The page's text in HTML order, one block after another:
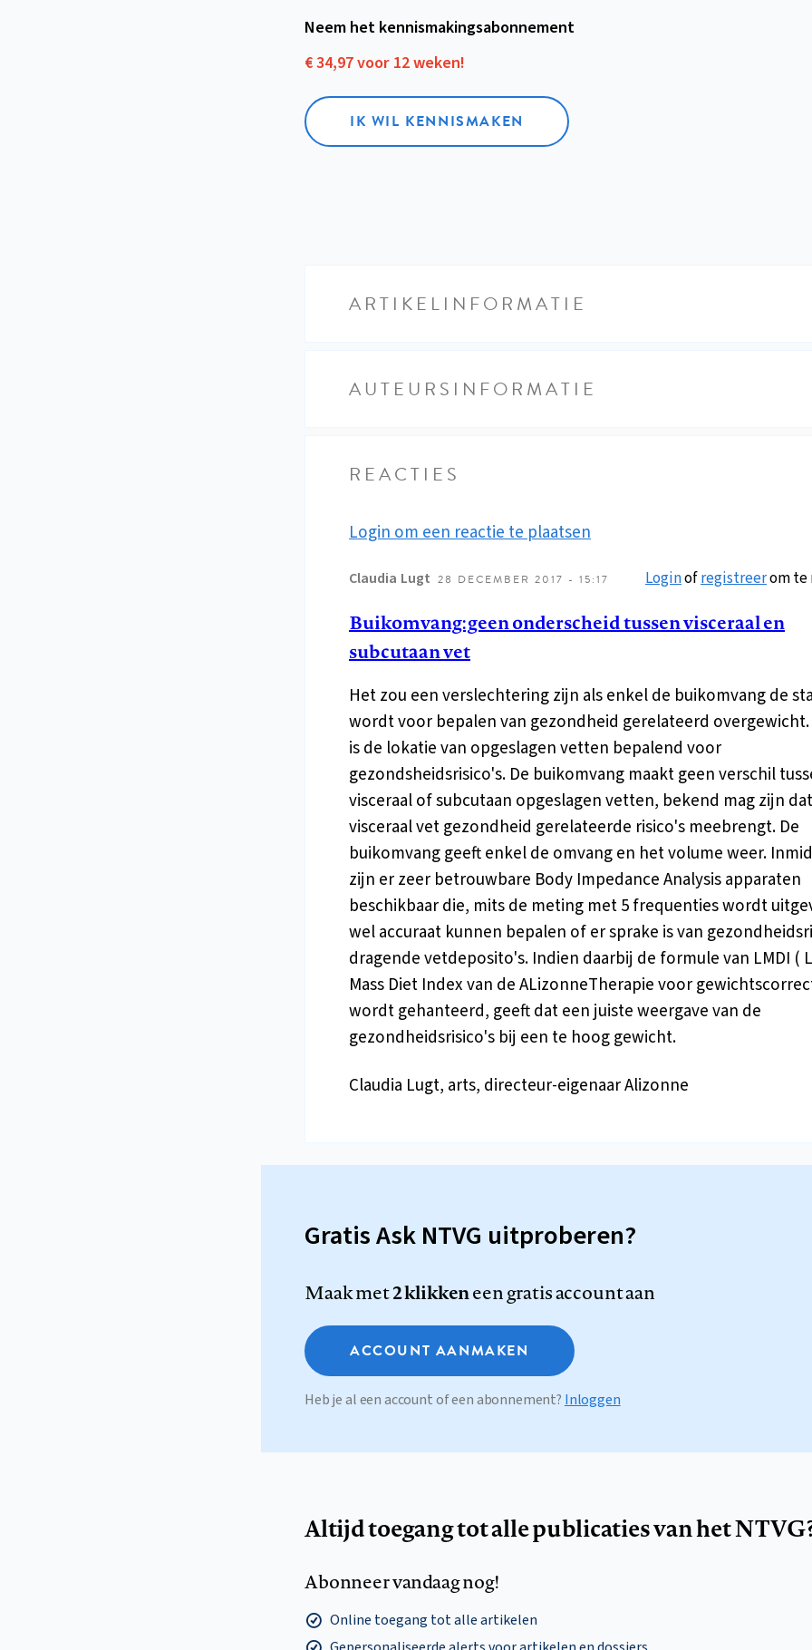
Neem het kennismakings­abonnement
€ 34,97 voor 12 weken!
IK WIL KENNISMAKEN
ARTIKELINFORMATIE
AUTEURSINFORMATIE
REACTIES
Login om een reactie te plaatsen
Claudia Lugt 28 DECEMBER 2017 - 15:17 Loginofregistreerom te
Buikomvang: geen onderscheid tussen visceraal en
subcutaan vet
Het zou een verslechtering zijn als enkel de buikomvang de
wordt voor bepalen van gezondheid gerelateerd
is de lokatie van opgeslagen vetten bepalend voor
gezondsheidsrisico's. De buikomvang maakt geen verschil
visceraal of subcutaan opgeslagen vetten, bekend mag zijn
visceraal vet gezondheid gerelateerde risico's meebrengt. De
buikomvang geeft enkel de omvang en het volume weer.
zijn er zeer betrouwbare Body Impedance Analysis apparaten
beschikbaar die, mits de meting met 5 frequenties wordt
wel accuraat kunnen bepalen of er sprake is van
dragende vetdeposito's. Indien daarbij de formule van LMDI (
Mass Diet Index van de ALizonneTherapie voor
wordt gehanteerd, geeft dat een juiste weergave van de
gezondheidsrisico's bij een te hoog gewicht.
Claudia Lugt, arts, directeur-eigenaar Alizonne
Gratis Ask NTVG uitproberen?
Maak met2 klikkeneen gratis account aan
ACCOUNT AANMAKEN
Heb je al een account of een abonnement? Inloggen
Altijd toegang tot alle publicaties van het
Abonneer vandaag nog!
Online toegang tot alle artikelen